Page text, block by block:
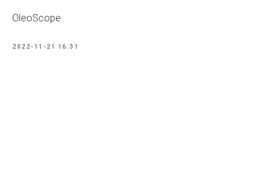
OleoScope
2022-11-21 16:31